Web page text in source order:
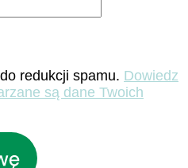
redukcji spamu. Dowiedz
są dane Twoich